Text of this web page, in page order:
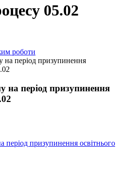
05.02
роботи
на період призупинення
на період призупинення
період призупинення освітнього